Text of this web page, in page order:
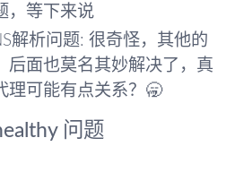
，等下来说
解析问题: 很奇怪，其他的
后面也莫名其妙解决了，真
理可能有点关系？🥱
问题